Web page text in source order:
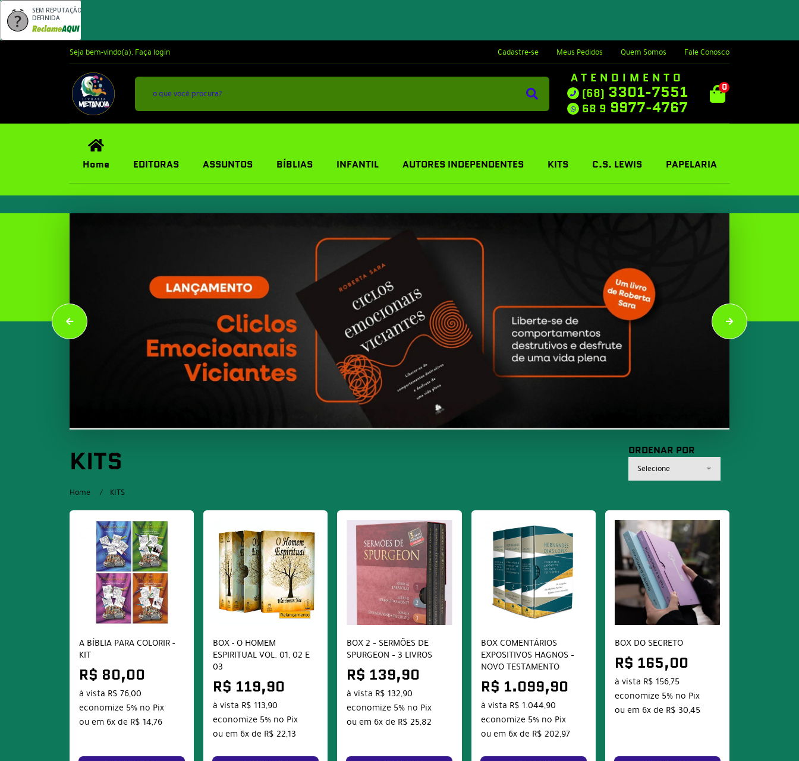
SEM REPUTAÇÃO
DEFINIDA
Seja bem-vindo(a), Faça login Cadastre-se Meus Pedidos Quem Somos Fale Conosco
ATENDIMENTO
(68) 3301-7551
68 9 9977-4767
0
Home EDITORAS ASSUNTOS BÍBLIAS INFANTIL AUTORES INDEPENDENTES KITS C.S. LEWIS PAPELARIA
KITS
Home KITS
ORDENAR POR
Selecione
A BÍBLIA PARA COLORIR -
KIT
R$ 80,00
à vista R$ 76,00
economize 5% no Pix
ou em 6xde R$ 14,76
BOX - O HOMEM
ESPIRITUAL VOL. 01, 02 E
03
R$ 119,90
à vista R$ 113,90
economize 5% no Pix
ou em 6xde R$ 22,13
BOX 2 – SERMÕES DE
SPURGEON – 3 LIVROS
R$ 139,90
à vista R$ 132,90
economize 5% no Pix
ou em 6xde R$ 25,82
BOX COMENTÁRIOS
EXPOSITIVOS HAGNOS –
NOVO TESTAMENTO
R$ 1.099,90
à vista R$ 1.044,90
economize 5% no Pix
ou em 6xde R$ 202,97
BOX DO SECRETO
R$ 165,00
à vista R$ 156,75
economize 5% no Pix
ou em 6xde R$ 30,45